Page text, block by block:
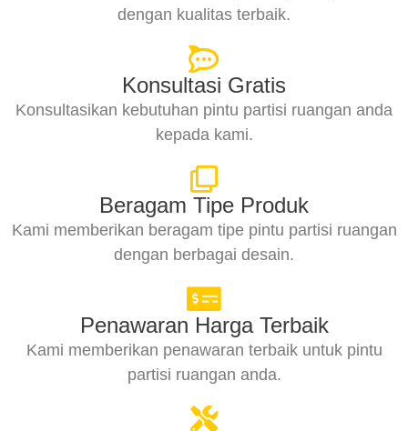
dengan kualitas terbaik.
Konsultasi Gratis
Konsultasikan kebutuhan pintu partisi ruangan anda
kepada kami.
Beragam Tipe Produk
Kami memberikan beragam tipe pintu partisi ruangan
dengan berbagai desain.
Penawaran Harga Terbaik
Kami memberikan penawaran terbaik untuk pintu
partisi ruangan anda.